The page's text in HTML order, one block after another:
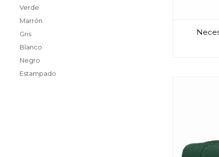
Verde
Marrón
Gris
Blanco
Negro
Estampado